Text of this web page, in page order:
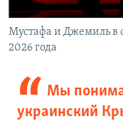
Мустафа и Джемиль в
2026 года
Мы
украинский